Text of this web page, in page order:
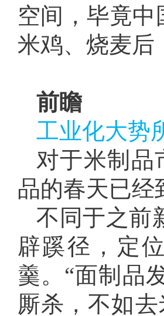
空间，毕竟
米鸡、烧麦后
前瞻
工业化大势
对于米制品
品的春天已经
不同于之前
辟蹊径，定
羹。“面制品
厮杀，不如